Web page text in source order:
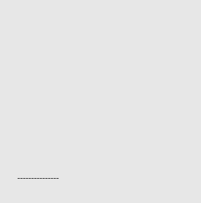
---------------